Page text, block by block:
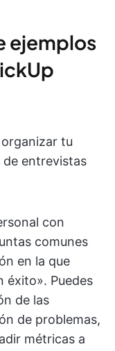
ejemplos
tu
entrevistas
con
comunes
en la que
éxito». Puedes
de las
de problemas,
métricas a